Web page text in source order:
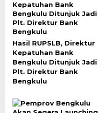
Hasil RUPSLB, Direktur
Kepatuhan Bank
Bengkulu Ditunjuk Jadi
Plt. Direktur Bank
Bengkulu